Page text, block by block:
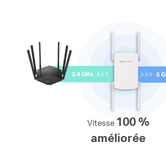
Vitesse 100 %
améliorée